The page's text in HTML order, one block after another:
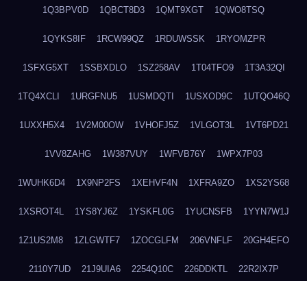
1Q3BPV0D 1QBCT8D3 1QMT9XGT 1QWO8TSQ
1QYKS8IF 1RCW99QZ 1RDUWSSK 1RYOMZPR
1SFXG5XT 1SSBXDLO 1SZ258AV 1T04TFO9 1T3A32QI
1TQ4XCLI 1URGFNU5 1USMDQTI 1USXOD9C 1UTQO46Q
1UXXH5X4 1V2M00OW 1VHOFJ5Z 1VLGOT3L 1VT6PD21
1VV8ZAHG 1W387VUY 1WFVB76Y 1WPX7P03
1WUHK6D4 1X9NP2FS 1XEHVF4N 1XFRA9ZO 1XS2YS68
1XSROT4L 1YS8YJ6Z 1YSKFL0G 1YUCNSFB 1YYN7W1J
1Z1US2M8 1ZLGWTF7 1ZOCGLFM 206VNFLF 20GH4EFO
2110Y7UD 21J9UIA6 2254Q10C 226DDKTL 22R2IX7P